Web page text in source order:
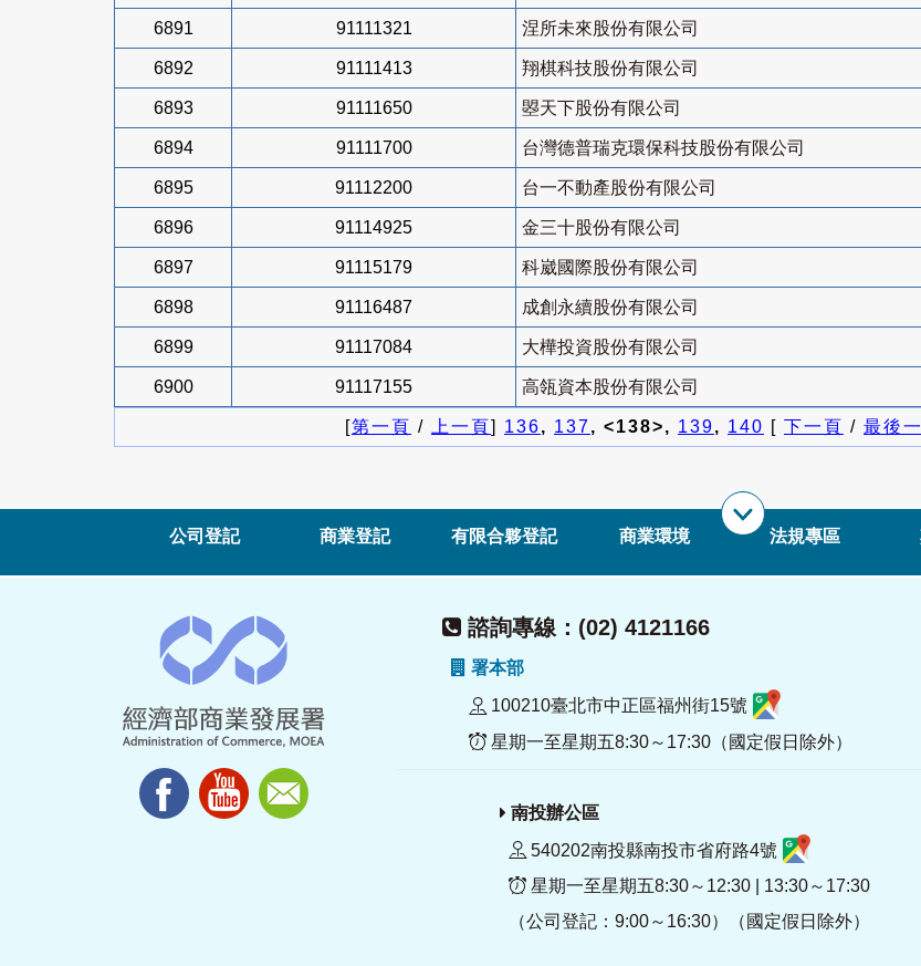
6891 91111321 涅所未來股份有限公司
6892 91111413 翔棋科技股份有限公司
6893 91111650 曌天下股份有限公司
6894 91111700 台灣德普瑞克環保科技股份有限公司
6895 91112200 台一不動產股份有限公司
6896 91114925 金三十股份有限公司
6897 91115179 科崴國際股份有限公司
6898 91116487 成創永續股份有限公司
6899 91117084 大樺投資股份有限公司
6900 91117155 高瓴資本股份有限公司
[第一頁 / 上一頁] 136, 137, <138>, 139, 140 [ 下一頁 / 最後
公司登記 商業登記 有限合夥登記 商業環境 法規專區
諮詢專線：(02) 4121166
署本部
100210臺北市中正區福州街15號
星期一至星期五8:30～17:30（國定假日除外）
南投辦公區
540202南投縣南投市省府路4號
星期一至星期五8:30～12:30 | 13:30～17:30
（公司登記：9:00～16:30）（國定假日除外）